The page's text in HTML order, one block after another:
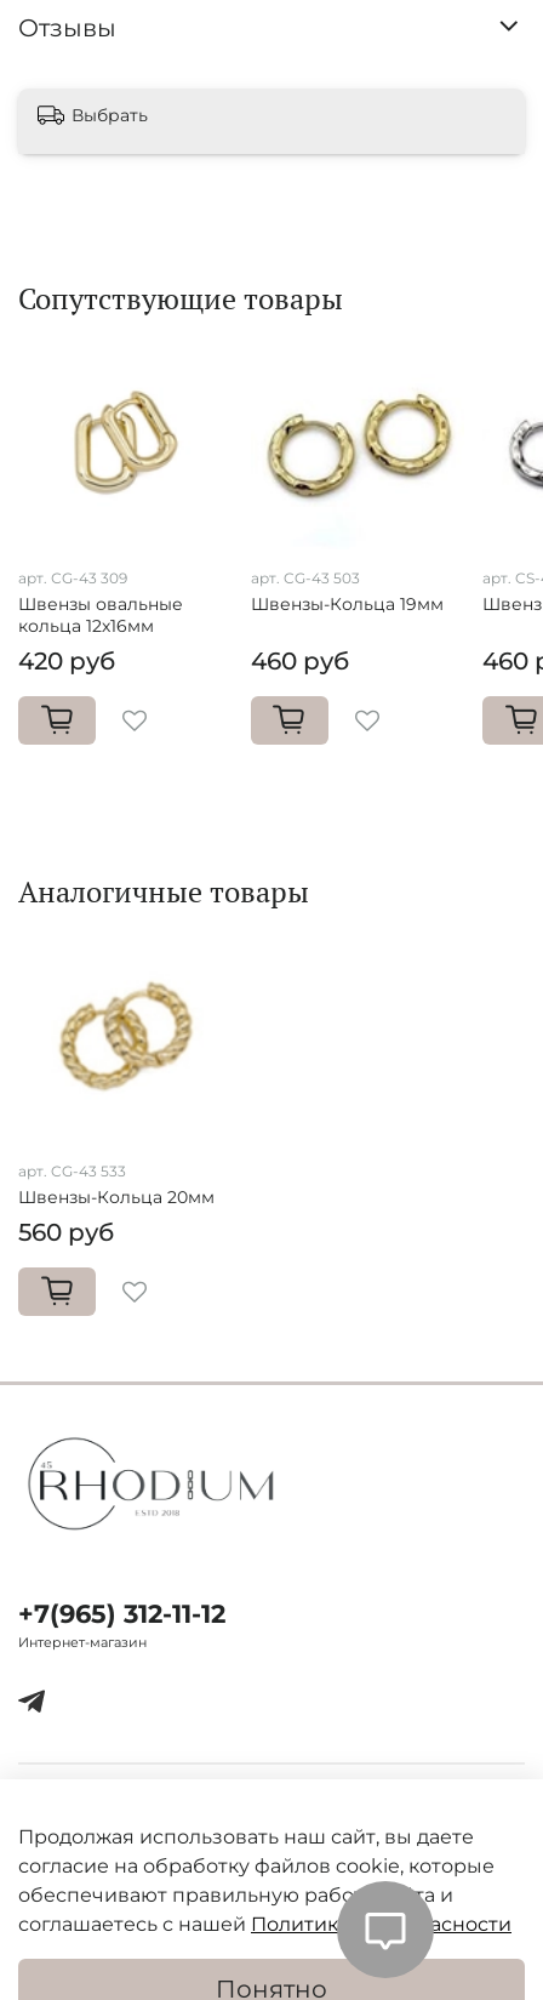
Отзывы
Выбрать
Сопутствующие товары
арт. СG-43 309
Швензы овальные
кольца 12х16мм
420 руб
арт. CG-43 503
Швензы-Кольца 19мм
460 руб
арт.
460
Аналогичные товары
арт. CG-43 533
Швензы-Кольца 20мм
560 руб
+7(965) 312-11-12
Интернет-магазин
Продолжая использовать наш сайт, вы даете
согласие на обработку файлов cookie, которые
обеспечивают правильную работу сайта и
соглашаетесь с нашей Политикой безопасности
Понятно